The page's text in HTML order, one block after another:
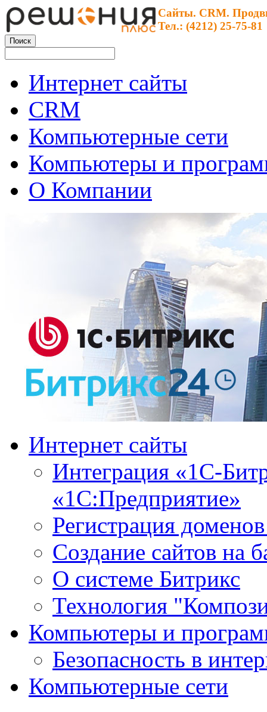
Сайты. CRM.
Тел.: (4212) 25-75-81
Интернет сайты
CRM
Компьютерные сети
Компьютеры и
О Компании
Интернет сайты
Интеграция «1С-
«1С:Предприятие»
Регистрация
Создание сайтов на
О системе Битрикс
Технология
Компьютеры и
Безопасность в
Компьютерные сети